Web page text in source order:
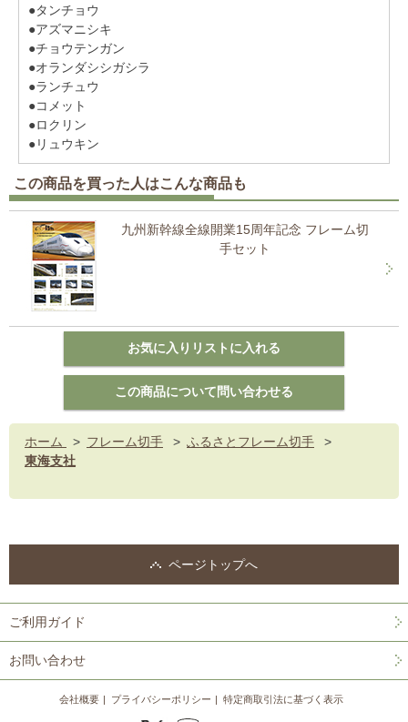
●タンチョウ
●アズマニシキ
●チョウテンガン
●オランダシシガシラ
●ランチュウ
●コメット
●ロクリン
●リュウキン
この商品を買った人はこんな商品も
九州新幹線全線開業15周年記念 フレーム切
手セット
ホーム > フレーム切手 > ふるさとフレーム切手
>
東海支社
ページトップへ
ご利用ガイド
お問い合わせ
会社概要 プライバシーポリシー 特定商取引法に基づく表示